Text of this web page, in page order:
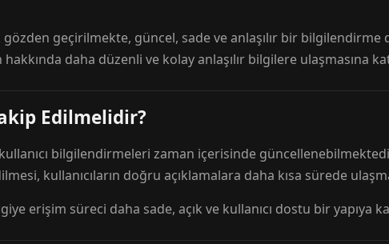
geçirilmekte, güncel, sade ve anlaşılır bir bilgilendirme
daha düzenli ve kolay anlaşılır bilgilere ulaşmasına
Edilmelidir?
bilgilendirmeleri zaman içerisinde
kullanıcıların doğru açıklamalara daha kısa sürede
erişim süreci daha sade, açık ve kullanıcı dostu bir yapıya